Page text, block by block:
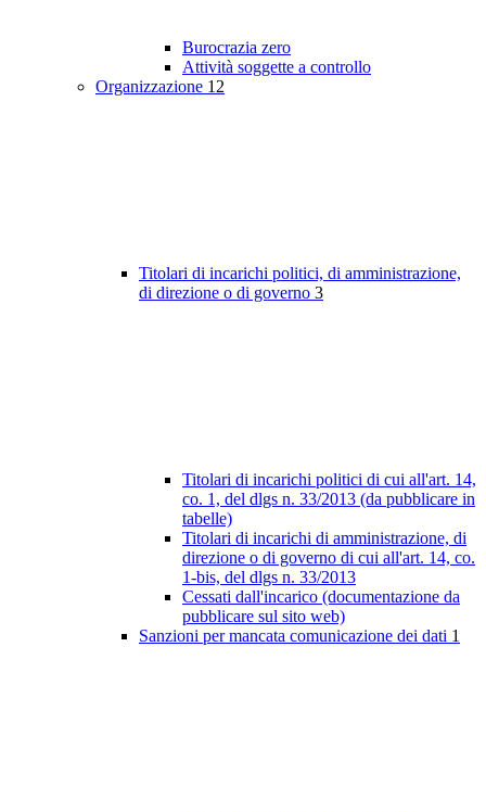
Burocrazia zero
Attività soggette a controllo
Organizzazione 12
Titolari di incarichi politici, di amministrazione,
di direzione o di governo 3
Titolari di incarichi politici di cui all'art. 14,
co. 1, del dlgs n. 33/2013 (da pubblicare in
tabelle)
Titolari di incarichi di amministrazione, di
direzione o di governo di cui all'art. 14, co.
1-bis, del dlgs n. 33/2013
Cessati dall'incarico (documentazione da
pubblicare sul sito web)
Sanzioni per mancata comunicazione dei dati 1